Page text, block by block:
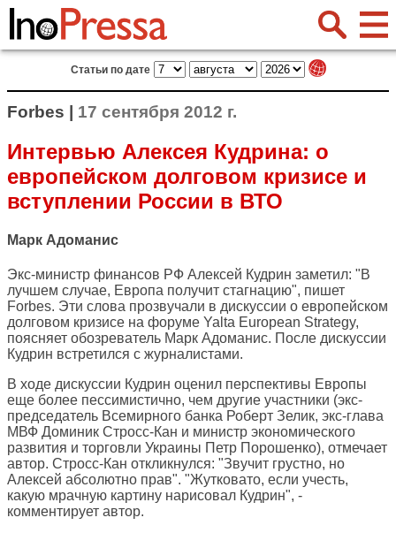
Статьи по дате
Forbes | 17 сентября 2012 г.
Интервью Алексея Кудрина: о
европейском долговом кризисе и
вступлении России в ВТО
Марк Адоманис
Экс-министр финансов РФ Алексей Кудрин заметил: "В
лучшем случае, Европа получит стагнацию", пишет
Forbes. Эти слова прозвучали в дискуссии о европейском
долговом кризисе на форуме Yalta European Strategy,
поясняет обозреватель Марк Адоманис. После дискуссии
Кудрин встретился с журналистами.
В ходе дискуссии Кудрин оценил перспективы Европы
еще более пессимистично, чем другие участники (экс-
председатель Всемирного банка Роберт Зелик, экс-глава
МВФ Доминик Стросс-Кан и министр экономического
развития и торговли Украины Петр Порошенко), отмечает
автор. Стросс-Кан откликнулся: "Звучит грустно, но
Алексей абсолютно прав". "Жутковато, если учесть,
какую мрачную картину нарисовал Кудрин", -
комментирует автор.